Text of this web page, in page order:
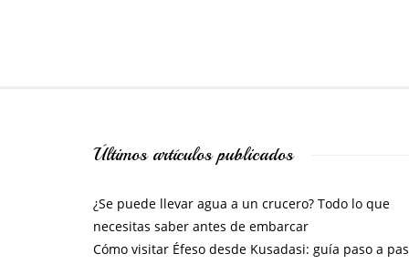
Últimos artículos publicados
¿Se puede llevar agua a un crucero? Todo lo que
necesitas saber antes de embarcar
Cómo visitar Éfeso desde Kusadasi: guía paso a